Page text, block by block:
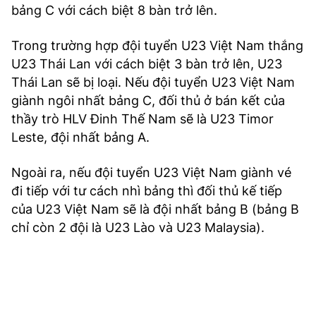
bảng C với cách biệt 8 bàn trở lên.
Trong trường hợp đội tuyển U23 Việt Nam thắng
U23 Thái Lan với cách biệt 3 bàn trở lên, U23
Thái Lan sẽ bị loại. Nếu đội tuyển U23 Việt Nam
giành ngôi nhất bảng C, đối thủ ở bán kết của
thầy trò HLV Đinh Thế Nam sẽ là U23 Timor
Leste, đội nhất bảng A.
Ngoài ra, nếu đội tuyển U23 Việt Nam giành vé
đi tiếp với tư cách nhì bảng thì đối thủ kế tiếp
của U23 Việt Nam sẽ là đội nhất bảng B (bảng B
chỉ còn 2 đội là U23 Lào và U23 Malaysia).